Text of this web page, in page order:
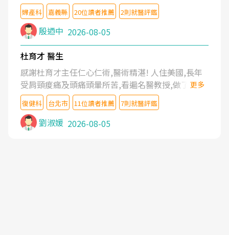
婦產科 嘉義縣 20位讀者推薦 2則就醫評鑑
殷迺中 2026-08-05
杜育才 醫生
感謝杜育才主任仁心仁術,醫術精湛! 人住美國,長年
受肩頸痠痛及頭痛頭暈所苦,看遍名醫教授,做了各種
檢查,也嘗試過西醫打針,中醫針灸及物理徒手治療都
沒有用,後來連吃到嗎啡類止痛藥都效果有限,只是壓
症狀,沒多久就痛起來,多年失眠嚴重影響生活品質.
台灣親友介紹忠孝醫院杜育才主任是頸頭症候群專
更多
復健科 台北市 11位讀者推薦 7則就醫評鑑
劉淑媛 2026-08-05